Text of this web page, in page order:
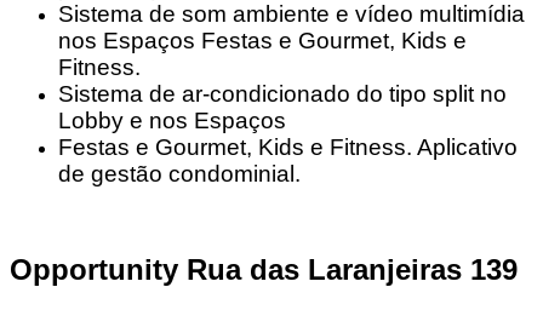
Sistema de som ambiente e vídeo multimídia
nos Espaços Festas e Gourmet, Kids e
Fitness.
Sistema de ar-condicionado do tipo split no
Lobby e nos Espaços
Festas e Gourmet, Kids e Fitness. Aplicativo
de gestão condominial.
Opportunity Rua das Laranjeiras 139